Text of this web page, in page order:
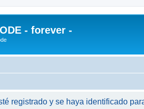
- forever -
registrado y se haya identificado